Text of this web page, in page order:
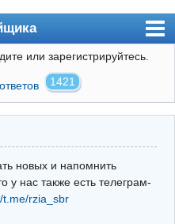
или зарегистрируйтесь.
1421
новых и напомнить
у нас также есть телеграм-
t.me/rzia_sbr